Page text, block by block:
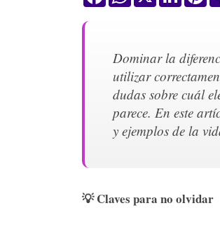
Dominar la
utilizar
dudas sobre cuál
parece. En este
y ejemplos de la
💡 Claves para no olvidar